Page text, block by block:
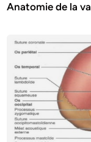
Anatomie de la